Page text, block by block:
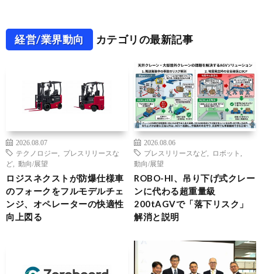
経営/業界動向 カテゴリの最新記事
2026.08.07
テクノロジー
プレスリリースな
ど
動向/展望
ロジスネクストが防爆仕様車
のフォークをフルモデルチェ
ンジ、オペレーターの快適性
向上図る
2026.08.06
プレスリリースなど
ロボット
動向/展望
ROBO-HI、吊り下げ式クレー
ンに代わる超重量級
200tAGVで「落下リスク」
解消と説明